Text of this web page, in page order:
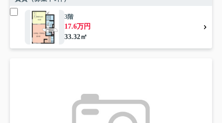
3階
17.6万円
33.32㎡